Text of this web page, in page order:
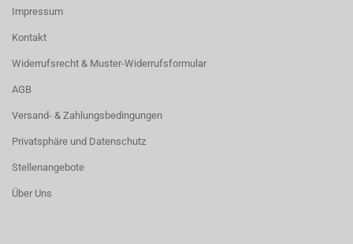
Impressum
Kontakt
Widerrufsrecht & Muster-Widerrufsformular
AGB
Versand- & Zahlungsbedingungen
Privatsphäre und Datenschutz
Stellenangebote
Über Uns